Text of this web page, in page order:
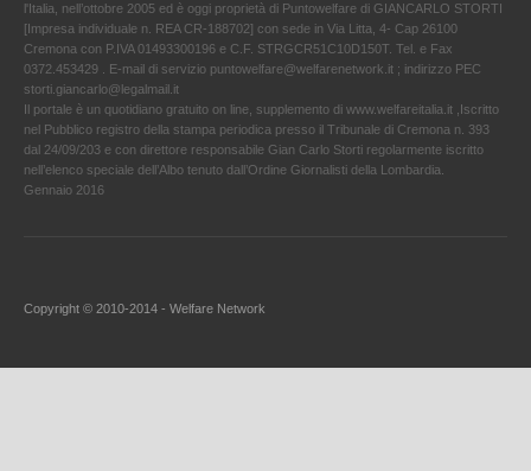
l'Italia, nell’ottobre 2005 ed è oggi proprietà di Puntowelfare di GIANCARLO STORTI
[Impresa individuale n. REA CR-188702] con sede in Via Litta, 4- Cap 26100
Cremona con P.IVA 01493300196 e C.F. STRGCR51C10D150T. Tel. e Fax
0372.453429 . E-mail di servizio puntowelfare@welfarenetwork.it ; indirizzo PEC
storti.giancarlo@legalmail.it
Il portale è un quotidiano gratuito on line, supplemento di www.welfareitalia.it ,Iscritto
nel Pubblico registro della stampa periodica presso il Tribunale di Cremona n. 393
dal 24/09/203 e con direttore responsabile Gian Carlo Storti regolarmente iscritto
nell’elenco speciale dell’Albo tenuto dall’Ordine Giornalisti della Lombardia.
Gennaio 2016
Copyright © 2010-2014 - Welfare Network